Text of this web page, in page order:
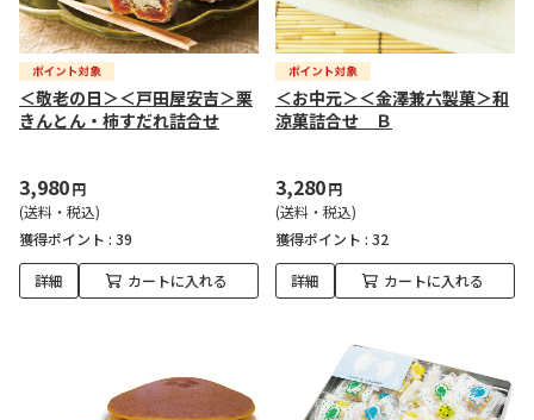
＜敬老の日＞＜戸田屋安吉＞栗
きんとん・柿すだれ詰合せ
3,980円
(送料・税込)
獲得ポイント : 39
詳細 カートに入れる
＜お中元＞＜金澤兼六製菓＞和
涼菓詰合せ Ｂ
3,280円
(送料・税込)
獲得ポイント : 32
詳細 カートに入れる